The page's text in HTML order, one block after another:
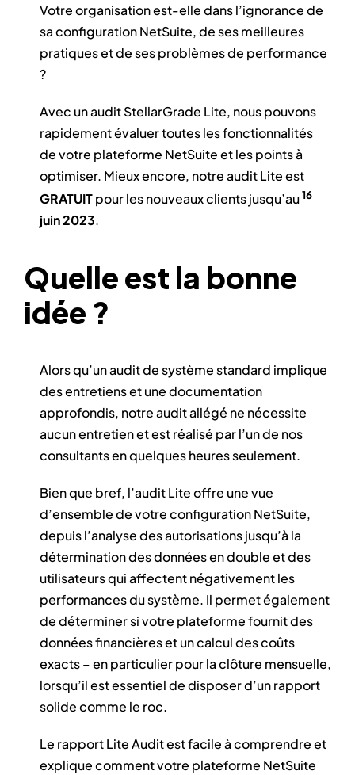
Votre organisation est-elle dans l’ignorance de
sa configuration NetSuite, de ses meilleures
pratiques et de ses problèmes de performance
?
Avec un audit StellarGrade Lite, nous pouvons
rapidement évaluer toutes les fonctionnalités
de votre plateforme NetSuite et les points à
optimiser. Mieux encore, notre audit Lite est
GRATUITpour les nouveaux clients jusqu’au16
juin 2023.
Quelle est la bonne
idée ?
Alors qu’un audit de système standard implique
des entretiens et une documentation
approfondis, notre audit allégé ne nécessite
aucun entretien et est réalisé par l’un de nos
consultants en quelques heures seulement.
Bien que bref, l’audit Lite offre une vue
d’ensemble de votre configuration NetSuite,
depuis l’analyse des autorisations jusqu’à la
détermination des données en double et des
utilisateurs qui affectent négativement les
performances du système. Il permet également
de déterminer si votre plateforme fournit des
données financières et un calcul des coûts
exacts – en particulier pour la clôture mensuelle,
lorsqu’il est essentiel de disposer d’un rapport
solide comme le roc.
Le rapport Lite Audit est facile à comprendre et
explique comment votre plateforme NetSuite